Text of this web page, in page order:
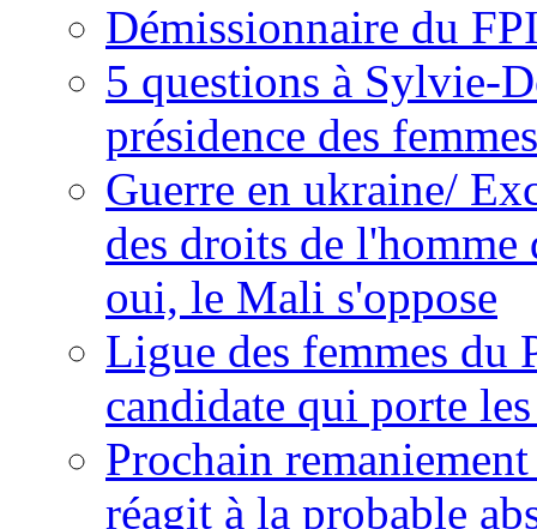
Démissionnaire du
5 questions à Sylvie-
présidence des
Guerre en ukraine/
des droits de
oui, le Mali s'oppose
Ligue des femmes du
candidate qui porte
Prochain
réagit à la probable